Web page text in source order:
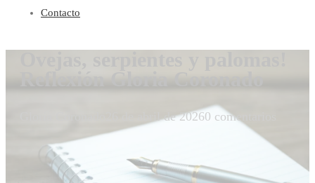
Contacto
Reflexión Gloria Coronado
26 de abril de 20260 comentarios